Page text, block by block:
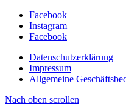
Facebook
Instagram
Facebook
Datenschutzerklärung
Impressum
Allgemeine
Nach oben scrollen